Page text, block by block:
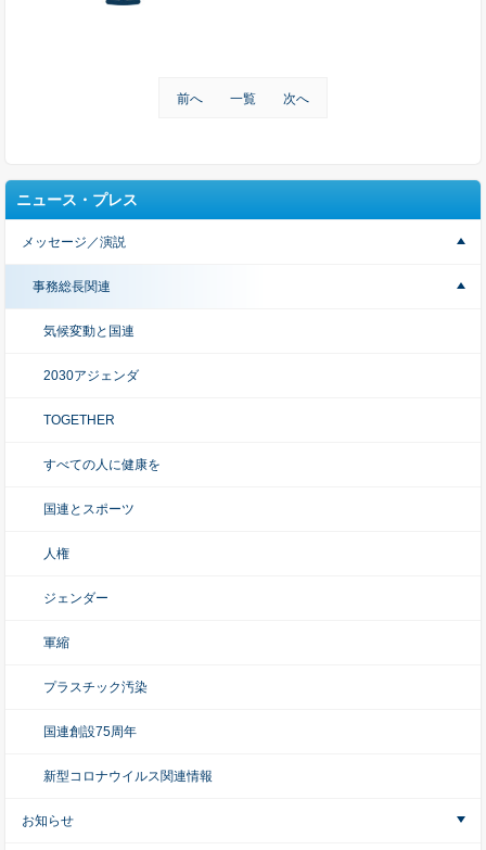
前へ 一覧 次へ
ニュース・プレス
メッセージ／演説
事務総長関連
気候変動と国連
2030アジェンダ
TOGETHER
すべての人に健康を
国連とスポーツ
人権
ジェンダー
軍縮
プラスチック汚染
国連創設75周年
新型コロナウイルス関連情報
お知らせ